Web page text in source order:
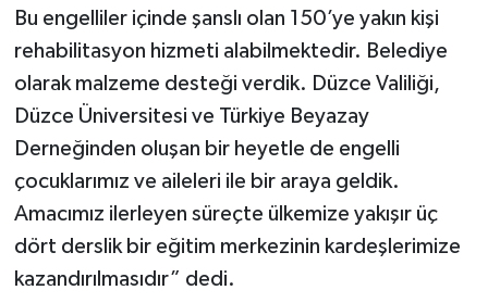
Bu engelliler içinde şanslı olan 150’ye yakın kişi
rehabilitasyon hizmeti alabilmektedir. Belediye
olarak malzeme desteği verdik. Düzce Valiliği,
Düzce Üniversitesi ve Türkiye Beyazay
Derneğinden oluşan bir heyetle de engelli
çocuklarımız ve aileleri ile bir araya geldik.
Amacımız ilerleyen süreçte ülkemize yakışır üç
dört derslik bir eğitim merkezinin kardeşlerimize
kazandırılmasıdır” dedi.